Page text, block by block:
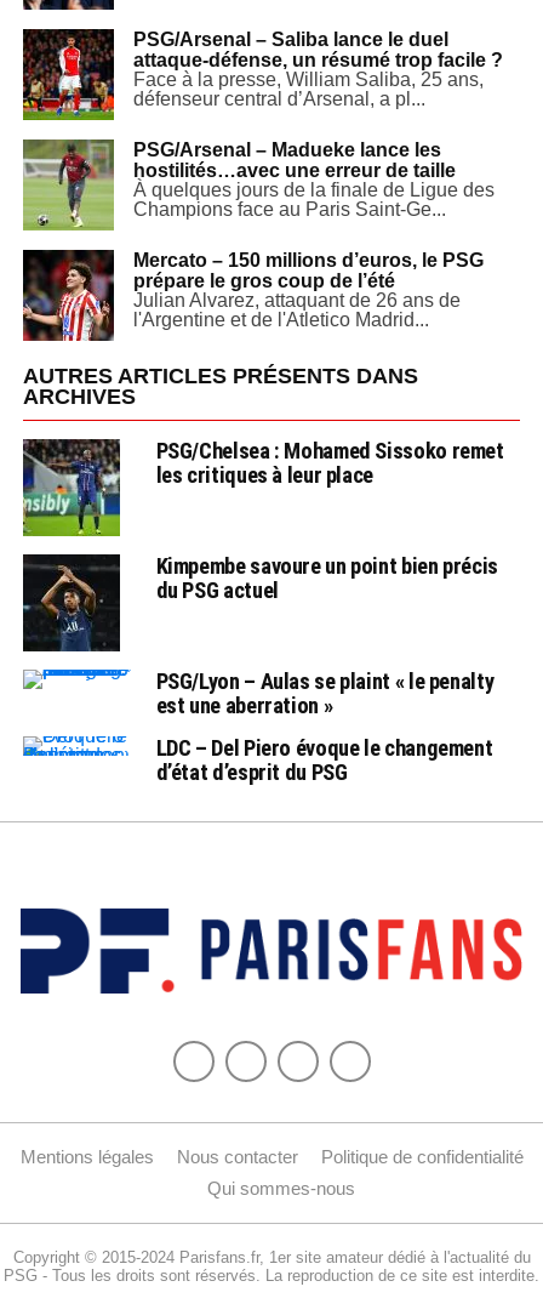
PSG/Arsenal – Saliba lance le duel
attaque-défense, un résumé trop facile ?
Face à la presse, William Saliba, 25 ans,
défenseur central d’Arsenal, a pl...
PSG/Arsenal – Madueke lance les
hostilités…avec une erreur de taille
À quelques jours de la finale de Ligue des
Champions face au Paris Saint-Ge...
Mercato – 150 millions d’euros, le PSG
prépare le gros coup de l’été
Julian Alvarez, attaquant de 26 ans de
l'Argentine et de l'Atletico Madrid...
AUTRES ARTICLES PRÉSENTS DANS
ARCHIVES
PSG/Chelsea : Mohamed Sissoko remet
les critiques à leur place
Kimpembe savoure un point bien précis
du PSG actuel
PSG/Lyon – Aulas se plaint « le penalty
est une aberration »
LDC – Del Piero évoque le changement
d’état d’esprit du PSG
Mentions légales Nous contacter
Politique de confidentialité
Qui sommes-nous
Copyright © 2015-2024 Parisfans.fr, 1er site amateur dédié à l'actualité du
PSG - Tous les droits sont réservés. La reproduction de ce site est interdite.